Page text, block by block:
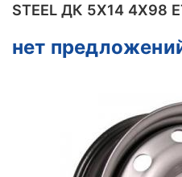
STEEL ДК 5X14 4X98
нет